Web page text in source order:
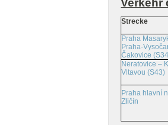
Verkehr
Strecke
Praha
Praha-
Čakovice
Neratovice –
Vltavou (S43)
Praha hlavní
Zličín